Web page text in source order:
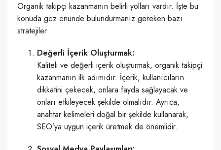
Organik takipçi kazanmanın belirli yolları vardır. İşte bu
konuda göz önünde bulundurmanız gereken bazı
stratejiler:
Değerli İçerik Oluşturmak:
Kaliteli ve değerli içerik oluşturmak, organik takipçi
kazanmanın ilk adımıdır. İçerik, kullanıcıların
dikkatini çekecek, onlara fayda sağlayacak ve
onları etkileyecek şekilde olmalıdır. Ayrıca,
anahtar kelimeleri doğal bir şekilde kullanarak,
SEO’ya uygun içerik üretmek de önemlidir.